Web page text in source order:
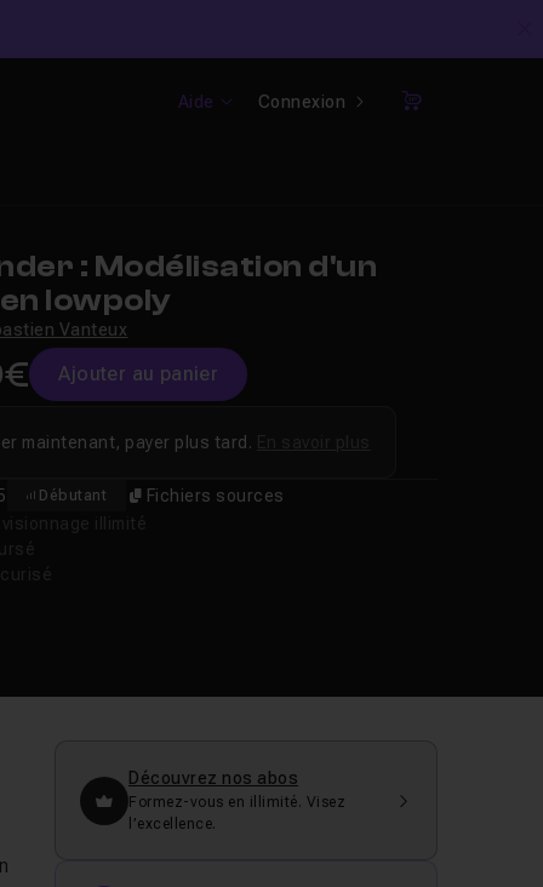
Aide Connexion
Panier
: Modélisation d'un
lowpoly
Vanteux
Ajouter au panier
Débutant Fichiers sources
maintenant, payer plus tard.
Découvrez nos abos
Formez-vous en illimité. Visez
l’excellence.